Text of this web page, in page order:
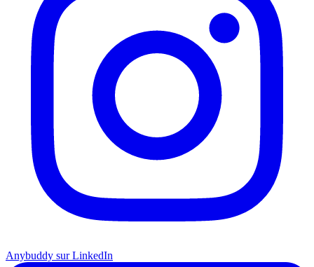
Anybuddy sur LinkedIn